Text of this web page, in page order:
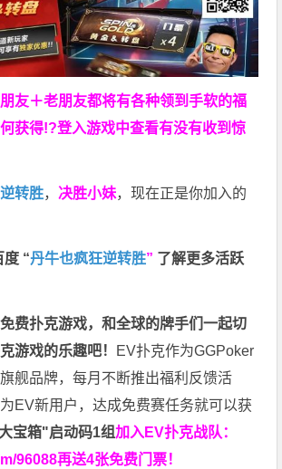
友＋老朋友都将有各种领到手软的福
获得!?登入游戏中查看有没有收到惊
转胜，决胜小妹，现在正是你加入的
度 “丹牛也疯狂逆转胜” 了解更多活跃
费扑克游戏，和全球的牌手们一起切
游戏的乐趣吧！ EV扑克作为GGPoker
舰品牌，每月不断推出福利反馈活
EV新用户，达成免费赛任务就可以获
宝箱"启动码1组加入EV扑克战队：
96088再送4张免费门票！